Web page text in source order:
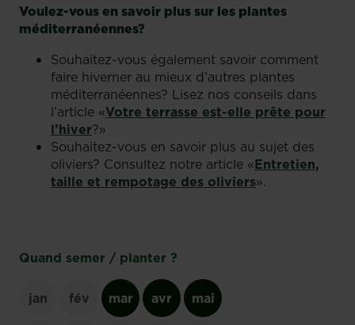
Voulez-vous en savoir plus sur les plantes
méditerranéennes?
Souhaitez-vous également savoir comment
faire hiverner au mieux d’autres plantes
méditerranéennes? Lisez nos conseils dans
l’article «Votre terrasse est-elle prête pour
l’hiver?»
Souhaitez-vous en savoir plus au sujet des
oliviers? Consultez notre article «Entretien,
taille et rempotage des oliviers».
Quand semer / planter ?
jan fév mar avr mai